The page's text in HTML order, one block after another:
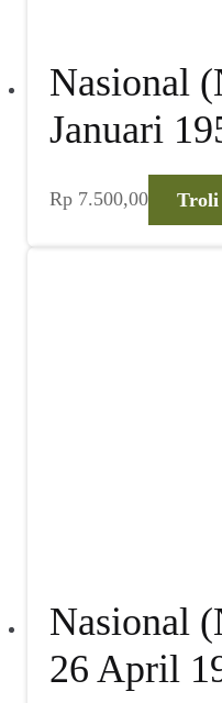
Nasional
Januari
Rp 7.500,00 Troli
Nasional
26 April